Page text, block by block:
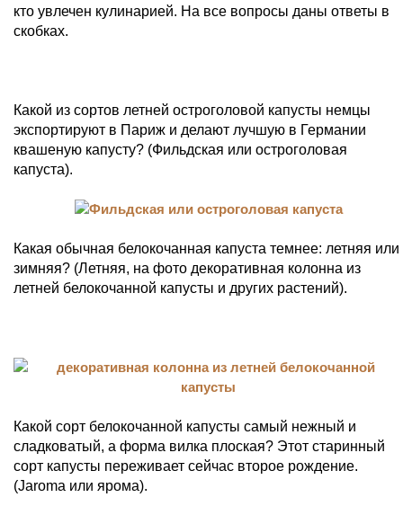
кто увлечен кулинарией. На все вопросы даны ответы в
скобках.
Какой из сортов летней остроголовой капусты немцы
экспортируют в Париж и делают лучшую в Германии
квашеную капусту? (Фильдская или остроголовая
капуста).
Какая обычная белокочанная капуста темнее: летняя или
зимняя? (Летняя, на фото декоративная колонна из
летней белокочанной капусты и других растений).
Какой сорт белокочанной капусты самый нежный и
сладковатый, а форма вилка плоская? Этот старинный
сорт капусты переживает сейчас второе рождение.
(Jaroma или ярома).